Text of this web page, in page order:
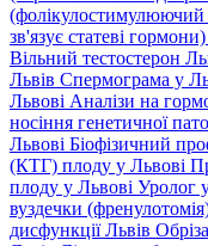
(фолікулостимулюючий
зв'язує статеві
Вільний тестостерон
Львів Спермограма у
Львові Аналізи на
носіння генетичної
Львові Біофізичний
(КТГ) плоду у Львові
плоду у Львові Уролог
вуздечки
дисфункції Львів